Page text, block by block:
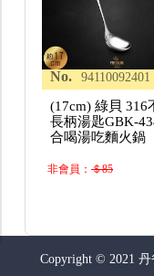
No. 94110092401
(17cm) 綠貝 316
長柄湯匙GBK-
合喝湯吃麵火鍋
非會員：＄85
Copyright © 2021 丹